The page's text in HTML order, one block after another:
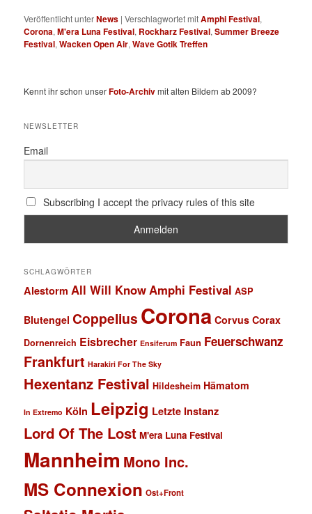
Veröffentlicht unterNews |Verschlagwortet mitAmphi Festival,
Corona,M'era Luna Festival, Rockharz Festival,Summer Breeze
Festival,Wacken Open Air,Wave Gotik Treffen
Kennt ihr schon unserFoto-Archivmit alten Bildern ab 2009?
NEWSLETTER
Email
Subscribing I accept the privacy rules of this site
SCHLAGWÖRTER
Alestorm All Will Know Amphi Festival ASP
Blutengel Coppelius Corona Corvus Corax
Dornenreich Eisbrecher Ensiferum Faun Feuerschwanz
Frankfurt Harakiri For The Sky
Hexentanz Festival Hildesheim Hämatom
In Extremo Köln Leipzig Letzte Instanz
Lord Of The Lost M'era Luna Festival
Mannheim Mono Inc.
MS Connexion Ost+Front